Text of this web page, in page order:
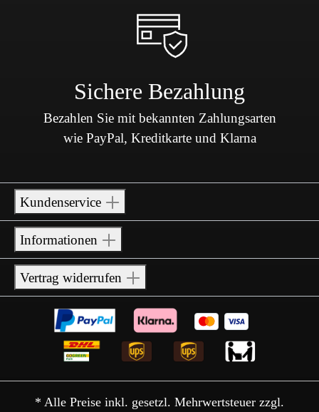
Sichere Bezahlung
Bezahlen Sie mit bekannten Zahlungsarten
wie PayPal, Kreditkarte und Klarna
Kundenservice
Informationen
Vertrag widerrufen
* Alle Preise inkl. gesetzl. Mehrwertsteuer zzgl.